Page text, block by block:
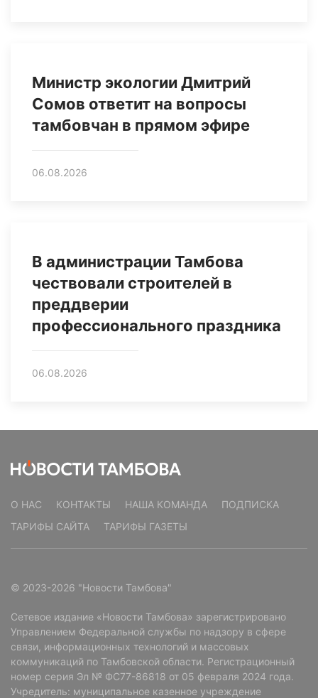
Министр экологии Дмитрий
Сомов ответит на вопросы
тамбовчан в прямом эфире
06.08.2026
В администрации Тамбова
чествовали строителей в
преддверии
профессионального праздника
06.08.2026
О НАС КОНТАКТЫ НАША КОМАНДА
ПОДПИСКА
ТАРИФЫ САЙТА
ТАРИФЫ ГАЗЕТЫ
© 2023-2026 "Новости Тамбова"
Сетевое издание «Новости Тамбова» зарегистрировано
Управлением Федеральной службы по надзору в сфере
связи, информационных технологий и массовых
коммуникаций по Тамбовской области. Регистрационный
номер серия Эл № ФС77-86818 от 05 февраля 2024 года.
Учредитель: муниципальное казенное учреждение